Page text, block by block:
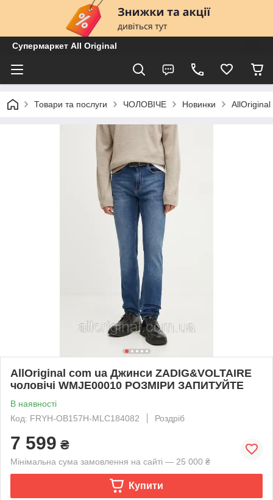
Супермаркет All Original
Товари та послуги ЧОЛОВІЧЕ Новинки
AllOriginal com ua Джинси ZADIG&VOLTAIRE
чоловічі WMJE00010 РОЗМІРИ ЗАПИТУЙТЕ
В наявності
Код: FRYH-OB157H-MLC184082
Роздріб
7 599 ₴
Мінімальна сума замовлення на сайті — 25 000 ₴
Купити